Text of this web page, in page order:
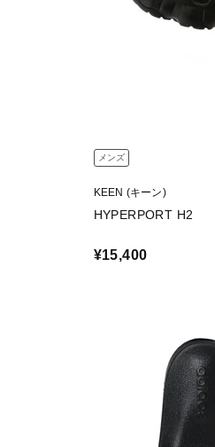
メンズ
KEEN (キーン)
HYPERPORT H2
¥15,400